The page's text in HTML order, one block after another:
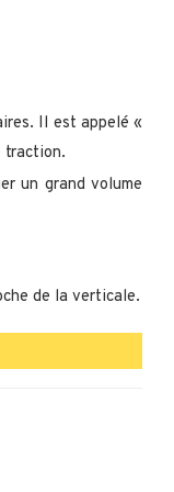
Il est appelé «
traction.
un grand volume
de la verticale.